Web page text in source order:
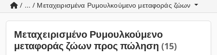
/ ... / Μεταχειρισμένα Ρυμουλκούμενο μεταφοράς ζώων
Μεταχειρισμένο Ρυμουλκούμενο
μεταφοράς ζώων προς πώληση (15)